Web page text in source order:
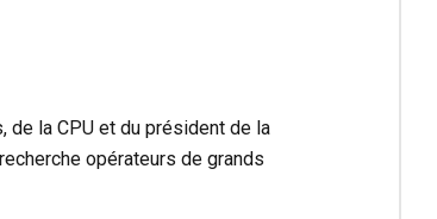
de la CPU et du président de la
opérateurs de grands